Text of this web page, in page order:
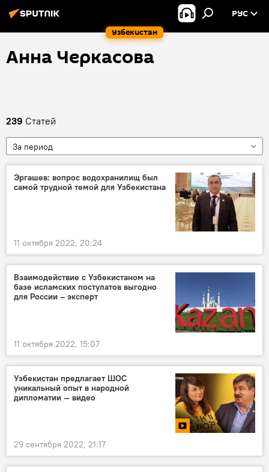
Узбекистан
РУС
Анна Черкасова
239 Статей
За период
Эргашев: вопрос водохранилищ был
самой трудной темой для Узбекистана
11 октября 2022, 20:24
Взаимодействие с Узбекистаном на
базе исламских постулатов выгодно
для России – эксперт
11 октября 2022, 15:07
Узбекистан предлагает ШОС
уникальный опыт в народной
дипломатии — видео
29 сентября 2022, 21:17